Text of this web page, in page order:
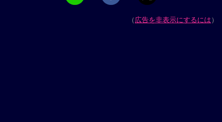
（広告を非表示にするには）